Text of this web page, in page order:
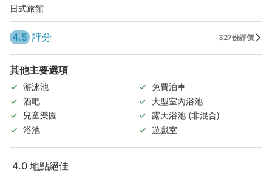
日式旅館
4.5 評分 327份評價
其他主要選項
游泳池
免費泊車
酒吧
大型室內浴池
兒童樂園
露天浴池 (非混合)
浴池
遊戲室
4.0 地點絕佳